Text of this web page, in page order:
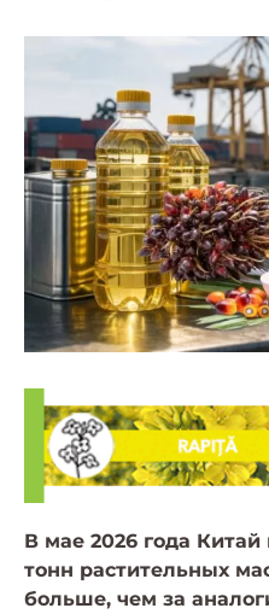
В мае 2026 года
тонн растительных
больше, чем за